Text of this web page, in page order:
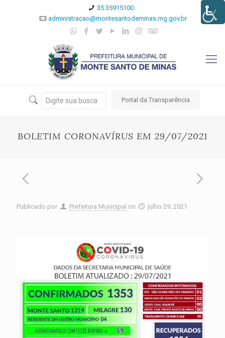
35 35915100
administracao@montesantodeminas.mg.gov.br
Portal da Transparência
BOLETIM CORONAVÍRUS EM 29/07/2021
Publicado por Prefeitura Municipal on julho 29, 2021